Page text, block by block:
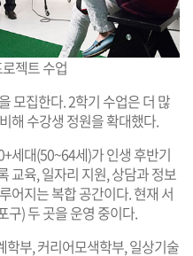
젝트 수업
모집한다. 2학기 수업은 더 많
해 수강생 정원을 확대했다.
세대(50~64세)가 인생 후반기
교육, 일자리 지원, 상담과 정보
어지는 복합 공간이다. 현재 서
구) 두 곳을 운영 중이다.
부, 커리어모색학부, 일상기술